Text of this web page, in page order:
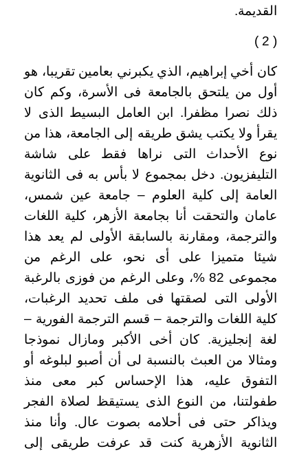
القديمة.
( 2 )
كان أخي إبراهيم، الذي يكبرني بعامين تقريبا، هو
أول من يلتحق بالجامعة فى الأسرة، وكم كان
ذلك نصرا مظفرا. ابن العامل البسيط الذى لا
يقرأ ولا يكتب يشق طريقه إلى الجامعة، هذا من
نوع الأحداث التى نراها فقط على شاشة
التليفزيون. دخل بمجموع لا بأس به فى الثانوية
العامة إلى كلية العلوم – جامعة عين شمس،
عامان والتحقت أنا بجامعة الأزهر، كلية اللغات
والترجمة، ومقارنة بالسابقة الأولى لم يعد هذا
شيئا متميزا على أى نحو، على الرغم من
مجموعى 82 %، وعلى الرغم من فوزى بالرغبة
الأولى التى لصقتها فى ملف تحديد الرغبات،
كلية اللغات والترجمة – قسم الترجمة الفورية –
لغة إنجليزية. كان أخى الأكبر ومازال نموذجا
ومثالا من العبث بالنسبة لى أن أصبو لبلوغه أو
التفوق عليه، هذا الإحساس كبر معى منذ
طفولتنا، من النوع الذى يستيقظ لصلاة الفجر
ويذاكر حتى فى أحلامه بصوت عال. وأنا منذ
الثانوية الأزهرية كنت قد عرفت طريقى إلى